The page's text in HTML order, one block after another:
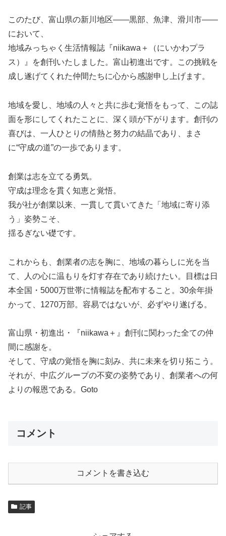
このたび、富山県の新川地区――黒部、魚津、滑川市――
において、
地域みっちゃく生活情報誌『niikawa＋（にいかわプラ
ス）』を創刊いたしました。富山初進出です。この挑戦を
成し遂げてくれた仲間たちに心から感謝申し上げます。
地域を愛し、地域の人々と共に歩む覚悟をもって、この誌
面を形にしてくれたことに、深く頭が下がります。創刊の
喜びは、一人ひとりの情熱と努力の結晶であり、まさ
に“守成の道”の一歩であります。
創業は志を立てる勇気。
守成は理念を貫く知恵と覚悟。
我が社が創業以来、一貫して貫いてきた「地域に寄り添
う」姿勢こそ、
揺るぎない礎です。
これからも、創業者の志を胸に、地域の暮らしに光を当
て、人の心に温もりを灯す存在であり続けたい。目標は日
本全国・5000万世帯に情報誌を配布すること。30余年掛
かって、1270万部。容易ではないが、必ずやり遂げる。
富山県・初進出・『niikawa＋』創刊に関わった全ての仲
間に感謝を。
そして、守成の覚悟を胸に刻み、共に未来を切り拓こう。
それが、中広グループの不変の姿勢であり、創業者への何
よりの報恩である。Goto
コメント
コメントを書き込む
記事